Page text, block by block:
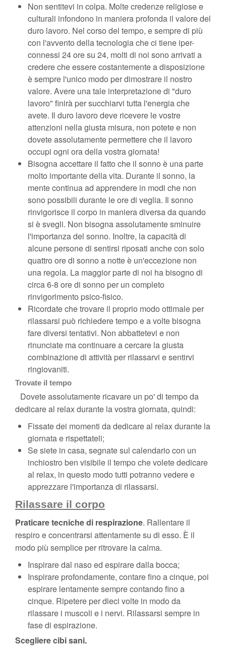
Non sentitevi in colpa. Molte credenze religiose e
culturali infondono in maniera profonda il valore del
duro lavoro. Nel corso del tempo, e sempre di più
con l'avvento della tecnologia che ci tiene iper-
connessi 24 ore su 24, molti di noi sono arrivati ​​a
credere che essere costantemente a disposizione
è sempre l'unico modo per dimostrare il nostro
valore. Avere una tale interpretazione di "duro
lavoro" finirà per succhiarvi tutta l'energia che
avete. Il duro lavoro deve ricevere le vostre
attenzioni nella giusta misura, non potete e non
dovete assolutamente permettere che il lavoro
occupi ogni ora della vostra giornata!
Bisogna accettare il fatto che il sonno è una parte
molto importante della vita. Durante il sonno, la
mente continua ad apprendere in modi che non
sono possibili durante le ore di veglia. Il sonno
rinvigorisce il corpo in maniera diversa da quando
si è svegli. Non bisogna assolutamente sminuire
l'importanza del sonno. Inoltre, la capacità di
alcune persone di sentirsi riposati anche con solo
quattro ore di sonno a notte è un'eccezione non
una regola. La maggior parte di noi ha bisogno di
circa 6-8 ore di sonno per un completo
rinvigorimento psico-fisico.
Ricordate che trovare il proprio modo ottimale per
rilassarsi può richiedere tempo e a volte bisogna
fare diversi tentativi. Non abbattetevi e non
rinunciate ma continuare a cercare la giusta
combinazione di attività per rilassarvi e sentirvi
ringiovaniti.
Trovate il tempo
Dovete assolutamente ricavare un po' di tempo da
dedicare al relax durante la vostra giornata, quindi:
Fissate dei momenti da dedicare al relax durante la
giornata e rispettateli;
Se siete in casa, segnate sul calendario con un
inchiostro ben visibile il tempo che volete dedicare
al relax, in questo modo tutti potranno vedere e
apprezzare l'importanza di rilassarsi.
Rilassare il corpo
Praticare tecniche di respirazione. Rallentare il
respiro e concentrarsi attentamente su di esso. È il
modo più semplice per ritrovare la calma.
Inspirare dal naso ed espirare dalla bocca;
Inspirare profondamente, contare fino a cinque, poi
espirare lentamente sempre contando fino a
cinque. Ripetere per dieci volte in modo da
rilassare i muscoli e i nervi. Rilassarsi sempre in
fase di espirazione.
Scegliere cibi sani.